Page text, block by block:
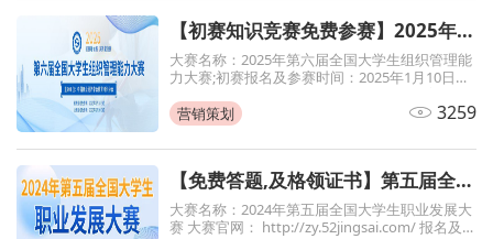
【初赛知识竞赛免费参赛】2025年第六届全国大学生组织管理能力大赛
大赛名称：2025年第六届全国大学生组织管理能
力大赛;初赛报名及参赛时间：2025年1月10日至
分会
营销策划 3259
【免费答题,及格领证书】第五届全国大学生职业发展大赛
大赛名称：2024年第五届全国大学生职业发展大
赛 大赛官网： http://zy.52jingsai.com/ 报名及